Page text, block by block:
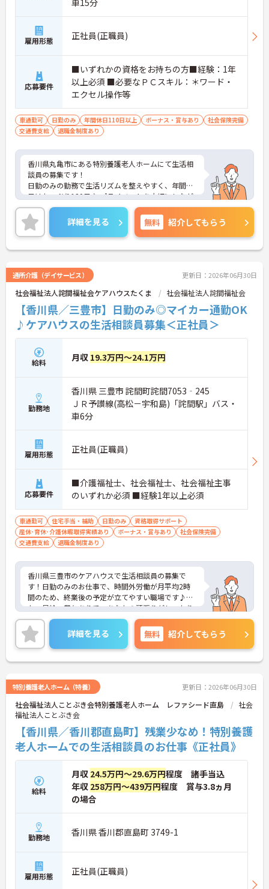
車15分
雇用形態 正社員(正職員)
応募要件
■いずれかの資格をお持ちの方■経験：1年
以上必須 ■必要なＰＣスキル：＊ワード・
エクセル操作等
車通勤可 日勤のみ 年間休日110日以上 ボーナス・賞与あり
社会保険完備
交通費支給
退職金制度あり
香川県丸亀市にある特別養護老人ホームにて生活相
談員の募集です！
日勤のみの勤務で生活リズムを整えやすく、年間休
日はたっぷり120日♪ プライベートを大切にしなが
ら、メリハリをつけて働ける環境です。無料駐車場
も完備しており、マイカーで快適に通勤できます☆
ご興味のある方には、面接対策ポイントなど、さら
に詳細をご案内しますのでお気軽にご相談くださ
い！
詳細を見る 無料 紹介してもらう
通所介護（デイサービス） 更新日：2026年06月30日
社会福祉法人詫間福祉会ケアハウスたくま 社会福祉法人詫間福祉会
【香川県／三豊市】日勤のみ◎マイカー通勤OK
♪ケアハウスの生活相談員募集＜正社員＞
給料 月収 19.3万円～24.1万円
勤務地
香川県 三豊市 詫間町詫間7053‐245
ＪＲ予讃線(高松－宇和島)「詫間駅」バス・
車6分
雇用形態 正社員(正職員)
応募要件
■介護福祉士、社会福祉士、社会福祉主事
のいずれか必須 ■経験1年以上必須
車通勤可 住宅手当・補助 日勤のみ
資格取得サポート
産休･育休･介護休暇取得実績あり
ボーナス・賞与あり
社会保険完備
交通費支給
退職金制度あり
香川県三豊市のケアハウスで生活相談員の募集で
す！日勤のみのお仕事で、時間外労働が月平均2時
間のため、終業後の予定が立てやすい職場です♪ま
た、昇給・賞与ありで、あなたの頑張りがしっかり
評価されます◎ご興味のある方は、面接ポイントを
お伝えしますので、お気軽にご連絡ください。
詳細を見る 無料 紹介してもらう
特別養護老人ホーム（特養） 更新日：2026年06月30日
社会福祉法人ことぶき会特別養護老人ホーム レファシード直島
社会
福祉法人ことぶき会
【香川県／香川郡直島町】残業少なめ！特別養護
老人ホームでの生活相談員のお仕事《正社員》
給料
月収 24.5万円～29.6万円程度 諸手当込
年収 258万円～439万円程度 賞与3.8ヵ月
の場合
勤務地 香川県 香川郡直島町 3749-1
雇用形態 正社員(正職員)